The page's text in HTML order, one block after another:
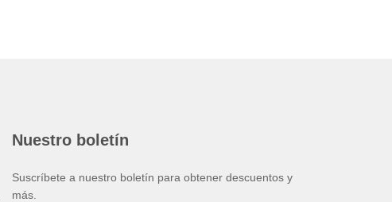
Nuestro boletín
Suscríbete a nuestro boletín para obtener descuentos y
más.